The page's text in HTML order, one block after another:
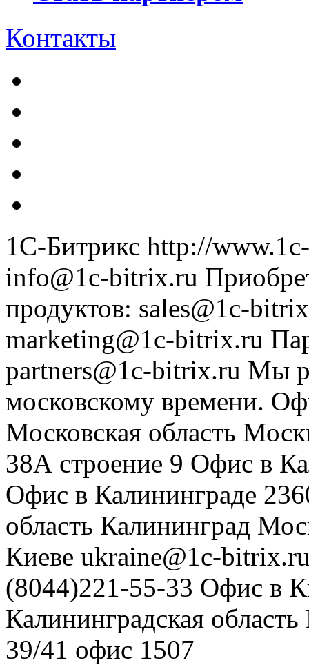
Контакты
1С-Битрикс http://
info@1c-bitrix.ru
продуктов: sales@1c-
marketing@1c-bitrix.ru
partners@1c-bitrix.ru Мы
московскому времени.
Московская область
38А строение 9 Офис в
Офис в Калининграде
область Калининград
Киеве ukraine@1c-
(8044)221-55-33 Офис в
Калининградская область
39/41 офис 1507